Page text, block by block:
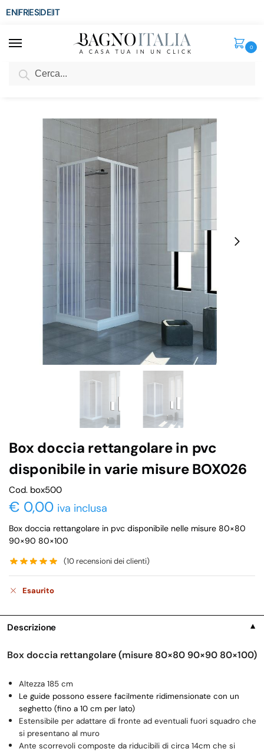
ENFRESDEIT
0
SCONTO del 3%
Box doccia rettangolare in pvc
disponibile in varie misure BOX026
Cod. box500
€ 0,00 iva inclusa
Box doccia rettangolare in pvc disponibile nelle misure 80×80
90×90 80×100
(10 recensioni dei clienti)
Esaurito
Descrizione ▼
Box doccia rettangolare (misure 80×80 90×90 80×100)
Altezza 185 cm
Le guide possono essere facilmente ridimensionate con un
seghetto (fino a 10 cm per lato)
Estensibile per adattare di fronte ad eventuali fuori squadro che
si presentano al muro
Ante scorrevoli composte da riducibili di circa 14cm che si